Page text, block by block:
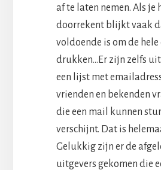
af te laten nemen. Als je
doorrekent blijkt vaak
voldoende is om de
drukken…Er zijn zelfs
een lijst met
vrienden en bekenden
die een mail kunnen
verschijnt. Dat is
Gelukkig zijn er de
uitgevers gekomen die